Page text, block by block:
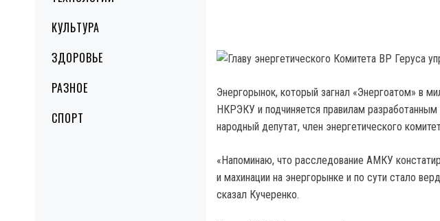
КУЛЬТУРА
ЗДОРОВЬЕ
РАЗНОЕ
СПОРТ
Энергорынок, который загнал «Энергоатом» в
НКРЭКУ и подчиняется правилам
народный депутат, член энергетического
«Напоминаю, что расследование АМКУ
и махинации на энергорынке и по сути стало
сказал Кучеренко.